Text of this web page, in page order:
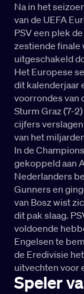
Na in het
van de UEFA
PSV een plek
zestiende finale
uitgeschakeld
Het Europese
dit kalenderjaar
voorrondes van
Sturm Graz (7-
cijfers
van het
In de
gekoppeld aan
Nederlanders
Gunners en
van Bosz wist
dit pak slaag.
voldoende
Engelsen te
de Eredivisie
uitvechten voor
Speler